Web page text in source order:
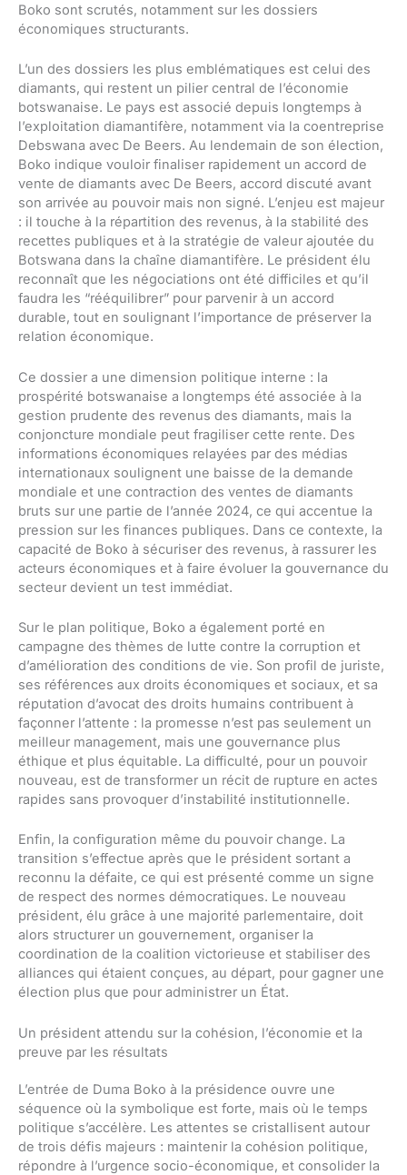
Boko sont scrutés, notamment sur les dossiers
économiques structurants.
L’un des dossiers les plus emblématiques est celui des
diamants, qui restent un pilier central de l’économie
botswanaise. Le pays est associé depuis longtemps à
l’exploitation diamantifère, notamment via la coentreprise
Debswana avec De Beers. Au lendemain de son élection,
Boko indique vouloir finaliser rapidement un accord de
vente de diamants avec De Beers, accord discuté avant
son arrivée au pouvoir mais non signé. L’enjeu est majeur
: il touche à la répartition des revenus, à la stabilité des
recettes publiques et à la stratégie de valeur ajoutée du
Botswana dans la chaîne diamantifère. Le président élu
reconnaît que les négociations ont été difficiles et qu’il
faudra les “rééquilibrer” pour parvenir à un accord
durable, tout en soulignant l’importance de préserver la
relation économique.
Ce dossier a une dimension politique interne : la
prospérité botswanaise a longtemps été associée à la
gestion prudente des revenus des diamants, mais la
conjoncture mondiale peut fragiliser cette rente. Des
informations économiques relayées par des médias
internationaux soulignent une baisse de la demande
mondiale et une contraction des ventes de diamants
bruts sur une partie de l’année 2024, ce qui accentue la
pression sur les finances publiques. Dans ce contexte, la
capacité de Boko à sécuriser des revenus, à rassurer les
acteurs économiques et à faire évoluer la gouvernance du
secteur devient un test immédiat.
Sur le plan politique, Boko a également porté en
campagne des thèmes de lutte contre la corruption et
d’amélioration des conditions de vie. Son profil de juriste,
ses références aux droits économiques et sociaux, et sa
réputation d’avocat des droits humains contribuent à
façonner l’attente : la promesse n’est pas seulement un
meilleur management, mais une gouvernance plus
éthique et plus équitable. La difficulté, pour un pouvoir
nouveau, est de transformer un récit de rupture en actes
rapides sans provoquer d’instabilité institutionnelle.
Enfin, la configuration même du pouvoir change. La
transition s’effectue après que le président sortant a
reconnu la défaite, ce qui est présenté comme un signe
de respect des normes démocratiques. Le nouveau
président, élu grâce à une majorité parlementaire, doit
alors structurer un gouvernement, organiser la
coordination de la coalition victorieuse et stabiliser des
alliances qui étaient conçues, au départ, pour gagner une
élection plus que pour administrer un État.
Un président attendu sur la cohésion, l’économie et la
preuve par les résultats
L’entrée de Duma Boko à la présidence ouvre une
séquence où la symbolique est forte, mais où le temps
politique s’accélère. Les attentes se cristallisent autour
de trois défis majeurs : maintenir la cohésion politique,
répondre à l’urgence socio-économique, et consolider la